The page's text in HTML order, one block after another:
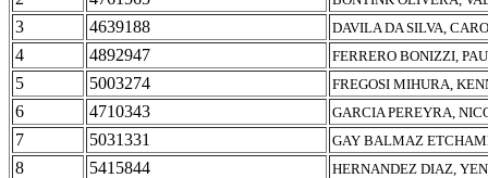
3 4639188 DAVILA DA SILVA,
4 4892947 FERRERO BONIZZI,
5 5003274 FREGOSI MIHURA,
6 4710343 GARCIA PEREYRA,
7 5031331 GAY BALMAZ
8 5415844 HERNANDEZ DIAZ,